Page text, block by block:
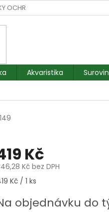
OCHRANY OSOBNÍCH ÚDAJŮ
Akvaristika
Kč
Kč bez DPH
Kč / 1 ks
objednávku do